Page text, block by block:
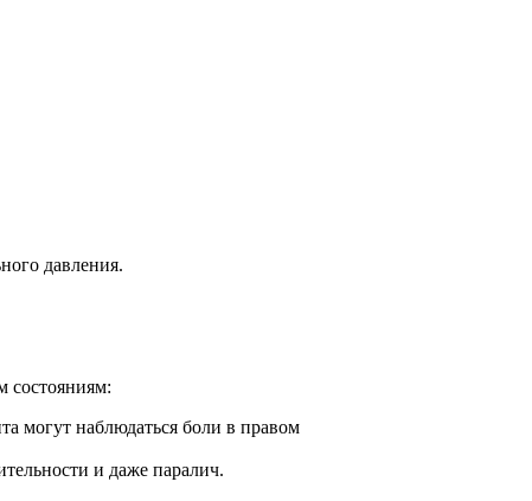
давления.
состояниям:
могут наблюдаться боли в правом
и даже паралич.